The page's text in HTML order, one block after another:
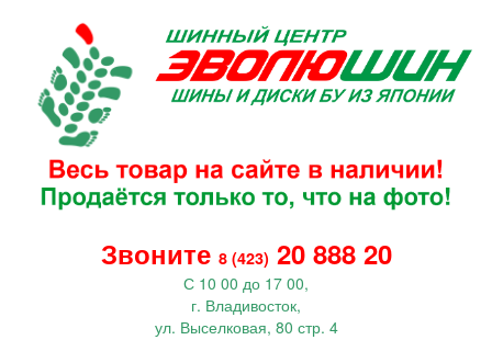
Звоните 8 (423) 20 888 20
С 10 00 до 17 00,
г. Владивосток,
ул. Выселковая, 80 стр. 4